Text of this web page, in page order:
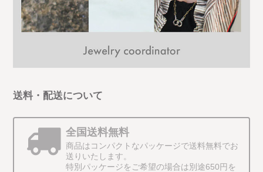
送料・配送について
全国送料無料
商品はコンパクトなパッケージで送料無料でお
送りいたします。
特別パッケージをご希望の場合は別途650円を